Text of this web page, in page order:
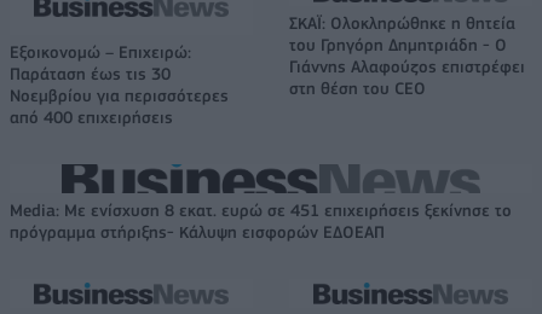
Εξοικονομώ – Επιχειρώ:
Παράταση έως τις 30
Νοεμβρίου για περισσότερες
από 400 επιχειρήσεις
ΣΚΑΪ: Ολοκληρώθηκε η θητεία
του Γρηγόρη Δημητριάδη - Ο
Γιάννης Αλαφούζος επιστρέφει
στη θέση του CEO
Media: Με ενίσχυση 8 εκατ. ευρώ σε 451 επιχειρήσεις ξεκίνησε το
πρόγραμμα στήριξης- Κάλυψη εισφορών ΕΔΟΕΑΠ